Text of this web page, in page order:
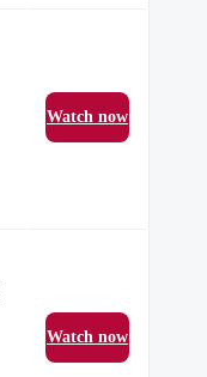
Watch now
Watch now